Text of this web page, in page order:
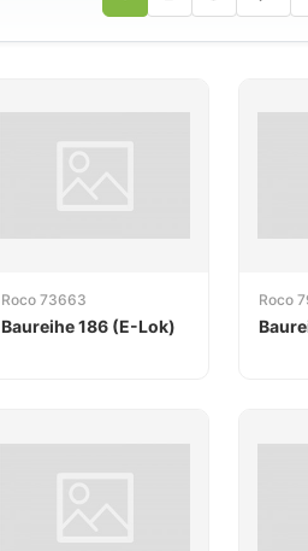
Roco 73663
Baureihe 186 (E-Lok)
Roco